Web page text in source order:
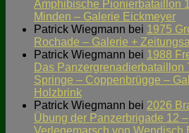
Amphibische Pionierbataillon
Minden – Galerie Eickmeyer
Patrick Wiegmann bei 1975
Rochade – Galerie +
Patrick Wiegmann bei 1988
Das Panzergrenadierbataillon
Springe – Coppenbrügge –
Holzbrink
Patrick Wiegmann bei 2026
Übung der Panzerbrigade 12 –
Verlegemarsch von Wendisch